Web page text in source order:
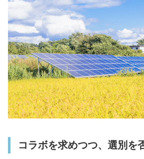
コラボを求めつつ、選別を